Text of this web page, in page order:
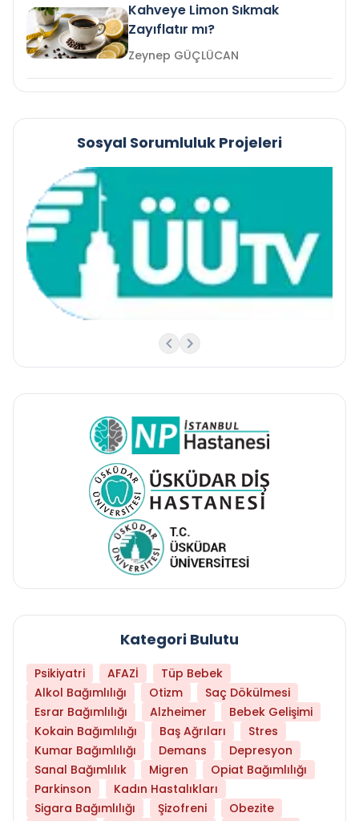
Kahveye Limon Sıkmak
Zayıflatır mı?
Zeynep GÜÇLÜCAN
Sosyal Sorumluluk Projeleri
Kategori Bulutu
Psikiyatri AFAZİ
Tüp Bebek
Alkol Bağımlılığı
Otizm
Saç Dökülmesi
Esrar Bağımlılığı
Alzheimer
Bebek Gelişimi
Kokain Bağımlılığı
Baş Ağrıları
Stres
Kumar Bağımlılığı
Demans
Depresyon
Sanal Bağımlılık
Migren
Opiat Bağımlılığı
Parkinson
Kadın Hastalıkları
Sigara Bağımlılığı
Şizofreni
Obezite